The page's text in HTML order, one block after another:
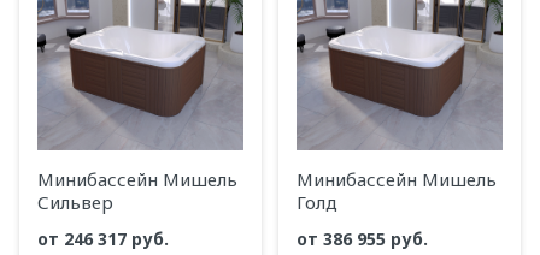
Минибассейн Мишель
Сильвер
от 246 317 руб.
Минибассейн Мишель
Голд
от 386 955 руб.